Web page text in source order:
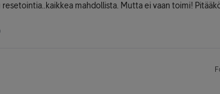
mahdollista. Mutta ei vaan toimi!